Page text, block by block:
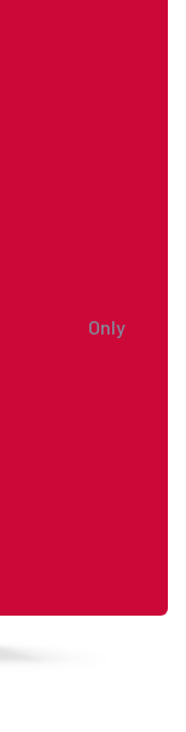
Only